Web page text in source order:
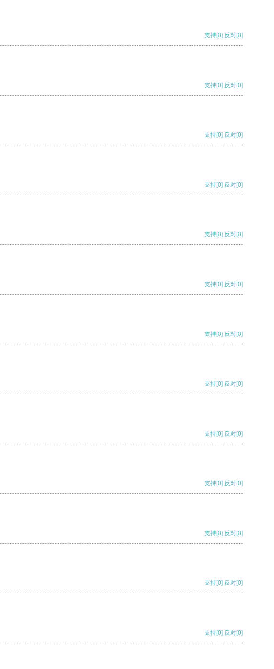
支持[0] 反对[0]
支持[0] 反对[0]
支持[0] 反对[0]
支持[0] 反对[0]
支持[0] 反对[0]
支持[0] 反对[0]
支持[0] 反对[0]
支持[0] 反对[0]
支持[0] 反对[0]
支持[0] 反对[0]
支持[0] 反对[0]
支持[0] 反对[0]
支持[0] 反对[0]